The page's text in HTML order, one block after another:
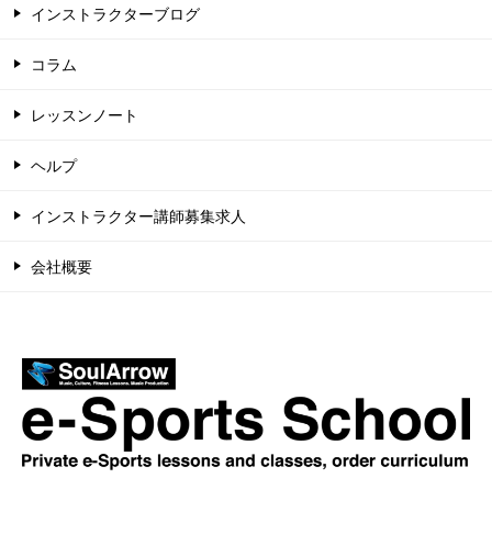
インストラクターブログ
コラム
レッスンノート
ヘルプ
インストラクター講師募集求人
会社概要